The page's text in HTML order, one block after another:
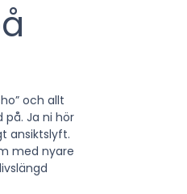
och allt
Ja ni hör
ansiktslyft.
med nyare